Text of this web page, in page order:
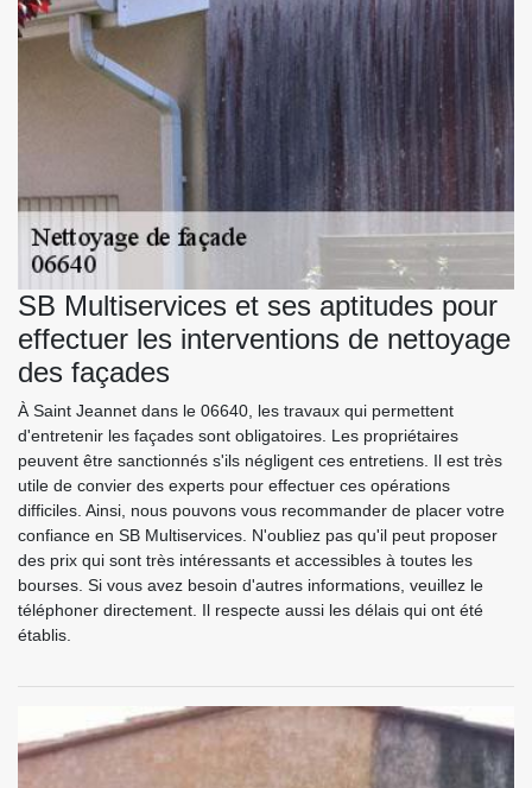
SB Multiservices et ses aptitudes pour
effectuer les interventions de nettoyage
des façades
À Saint Jeannet dans le 06640, les travaux qui permettent
d'entretenir les façades sont obligatoires. Les propriétaires
peuvent être sanctionnés s'ils négligent ces entretiens. Il est très
utile de convier des experts pour effectuer ces opérations
difficiles. Ainsi, nous pouvons vous recommander de placer votre
confiance en SB Multiservices. N'oubliez pas qu'il peut proposer
des prix qui sont très intéressants et accessibles à toutes les
bourses. Si vous avez besoin d'autres informations, veuillez le
téléphoner directement. Il respecte aussi les délais qui ont été
établis.